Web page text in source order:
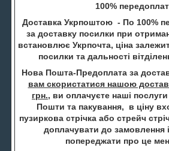
100%
Доставка Укрпоштою - По 100%
за доставку посилки при
встановлює Укрпочта, ціна
посилки та дальності
Нова Пошта-Предоплата за
вам скористатися нашою
грн., ви оплачуєте наші
Пошти та пакування, в ціну
пузиркова стрічка або стрейч
доплачувати до замовлення
попереджати про це